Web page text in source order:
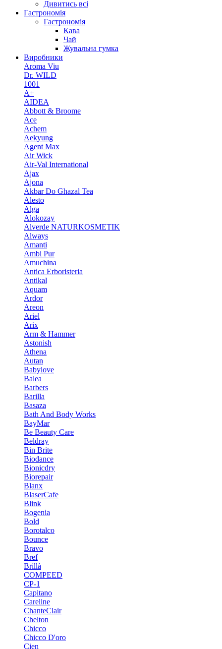
Дивитись всі
Гастрономія
Гастрономія
Кава
Чай
Жувальна гумка
Виробники
Aroma Viu
Dr. WILD
1001
A+
AIDEA
Abbott & Broome
Ace
Achem
Aekyung
Agent Max
Air Wick
Air-Val International
Ajax
Ajona
Akbar Do Ghazal Tea
Alesto
Alga
Alokozay
Alverde NATURKOSMETIK
Always
Amanti
Ambi Pur
Amuchina
Antica Erboristeria
Antikal
Aquam
Ardor
Areon
Ariel
Arix
Arm & Hammer
Astonish
Athena
Autan
Babylove
Balea
Barbers
Barilla
Basaza
Bath And Body Works
BayMar
Be Beauty Care
Beldray
Bin Brite
Biodance
Bionicdry
Biorepair
Blanx
BlaserCafe
Blink
Bogenia
Bold
Borotalco
Bounce
Bravo
Bref
Brillà
COMPEED
CP-1
Capitano
Careline
ChanteСlair
Chelton
Chicco
Chicco D'oro
Cien